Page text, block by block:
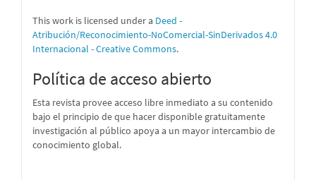
This work is licensed under a Deed -
Atribución/Reconocimiento-NoComercial-SinDerivados 4.0
Internacional - Creative Commons.
Política de acceso abierto
Esta revista provee acceso libre inmediato a su contenido
bajo el principio de que hacer disponible gratuitamente
investigación al público apoya a un mayor intercambio de
conocimiento global.